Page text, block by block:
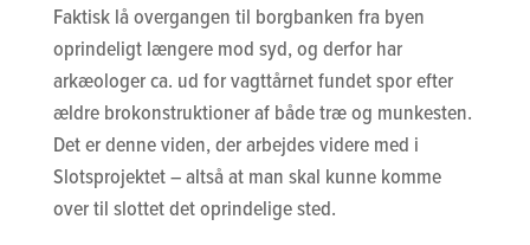
Faktisk lå overgangen til borgbanken fra byen
oprindeligt længere mod syd, og derfor har
arkæologer ca. ud for vagttårnet fundet spor efter
ældre brokonstruktioner af både træ og munkesten.
Det er denne viden, der arbejdes videre med i
Slotsprojektet – altså at man skal kunne komme
over til slottet det oprindelige sted.